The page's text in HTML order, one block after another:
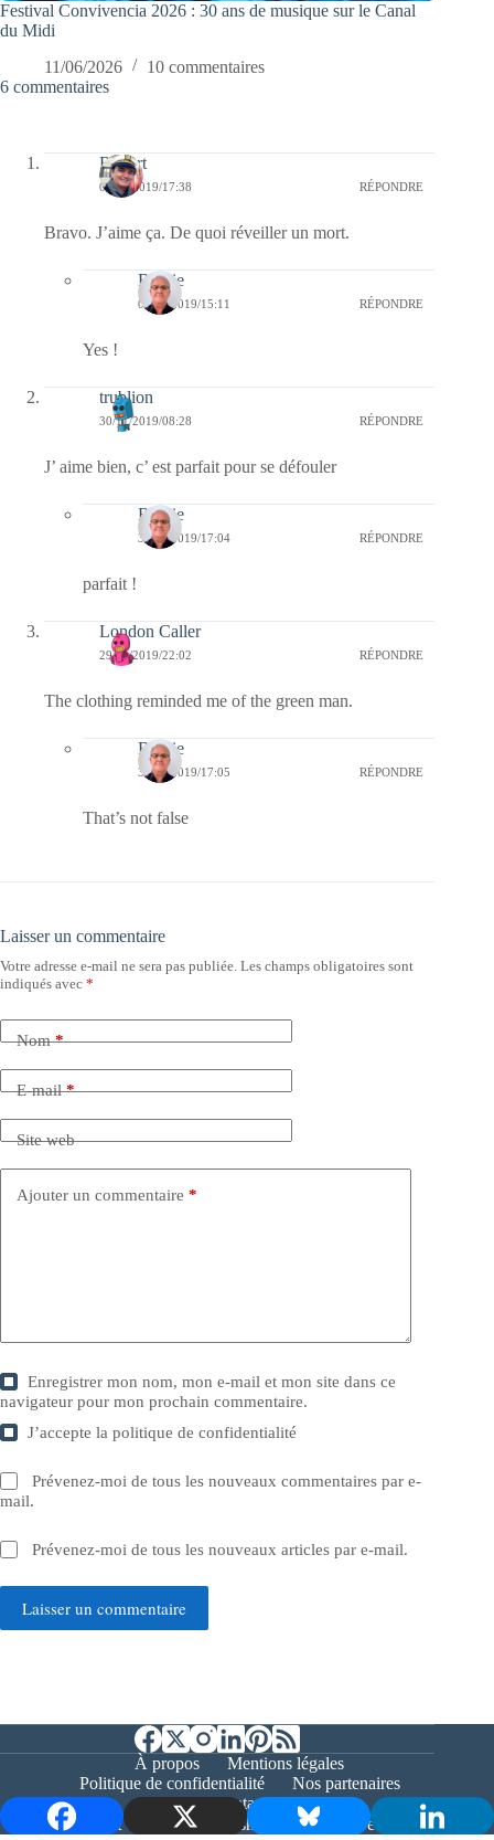
Festival Convivencia 2026 : 30 ans de musique sur le Canal
du Midi
11/06/2026
10 commentaires
6 commentaires
Robert
01/12/2019/17:38 RÉPONDRE
Bravo. J’aime ça. De quoi réveiller un mort.
Bernie
06/12/2019/15:11 RÉPONDRE
Yes !
trublion
30/11/2019/08:28 RÉPONDRE
J’ aime bien, c’ est parfait pour se défouler
Bernie
30/11/2019/17:04 RÉPONDRE
parfait !
London Caller
29/11/2019/22:02 RÉPONDRE
The clothing reminded me of the green man.
Bernie
30/11/2019/17:05 RÉPONDRE
That’s not false
Laisser un commentaire
Votre adresse e-mail ne sera pas publiée. Les champs obligatoires sont
indiqués avec *
Nom*
E-mail*
Site web
Ajouter un commentaire *
Enregistrer mon nom, mon e-mail et mon site dans ce
navigateur pour mon prochain commentaire.
J’accepte lapolitique de confidentialité
Prévenez-moi de tous les nouveaux commentaires par e-
mail.
Prévenez-moi de tous les nouveaux articles par e-mail.
Laisser un commentaire
À propos
Mentions légales
Politique de confidentialité
Nos partenaires
Contact
Copyright © 2026 - Bernieshoot.fr Journal Web